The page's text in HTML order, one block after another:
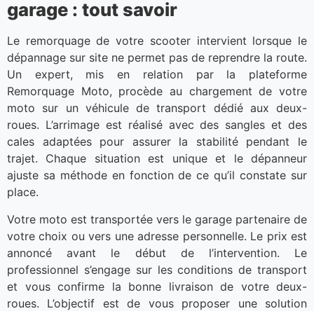
garage : tout savoir
Le remorquage de votre scooter intervient lorsque le
dépannage sur site ne permet pas de reprendre la route.
Un expert, mis en relation par la plateforme
Remorquage Moto, procède au chargement de votre
moto sur un véhicule de transport dédié aux deux-
roues. L’arrimage est réalisé avec des sangles et des
cales adaptées pour assurer la stabilité pendant le
trajet. Chaque situation est unique et le dépanneur
ajuste sa méthode en fonction de ce qu’il constate sur
place.
Votre moto est transportée vers le garage partenaire de
votre choix ou vers une adresse personnelle. Le prix est
annoncé avant le début de l’intervention. Le
professionnel s’engage sur les conditions de transport
et vous confirme la bonne livraison de votre deux-
roues. L’objectif est de vous proposer une solution